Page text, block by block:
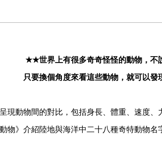
★★世界上有很多奇奇怪怪的動物，不
只要換個角度來看這些動物，就可以
現動物間的對比，包括身長、體重、速度
物》介紹陸地與海洋中二十八種奇特動物